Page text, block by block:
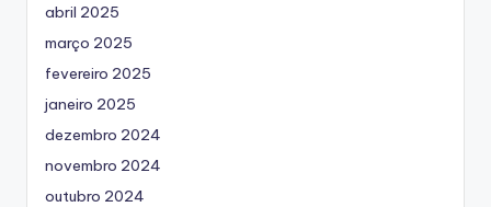
abril 2025
março 2025
fevereiro 2025
janeiro 2025
dezembro 2024
novembro 2024
outubro 2024